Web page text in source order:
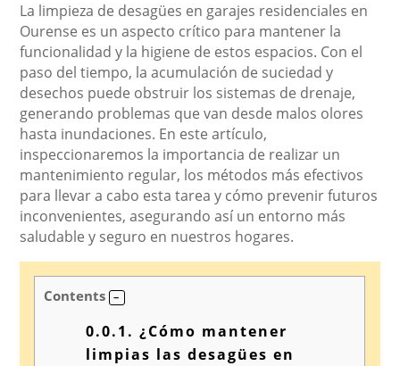
La limpieza de desagües en garajes residenciales en
Ourense es un aspecto crítico para mantener la
funcionalidad y la higiene de estos espacios. Con el
paso del tiempo, la acumulación de suciedad y
desechos puede obstruir los sistemas de drenaje,
generando problemas que van desde malos olores
hasta inundaciones. En este artículo,
inspeccionaremos la importancia de realizar un
mantenimiento regular, los métodos más efectivos
para llevar a cabo esta tarea y cómo prevenir futuros
inconvenientes, asegurando así un entorno más
saludable y seguro en nuestros hogares.
Contents
0.0.1. ¿Cómo mantener
limpias las desagües en